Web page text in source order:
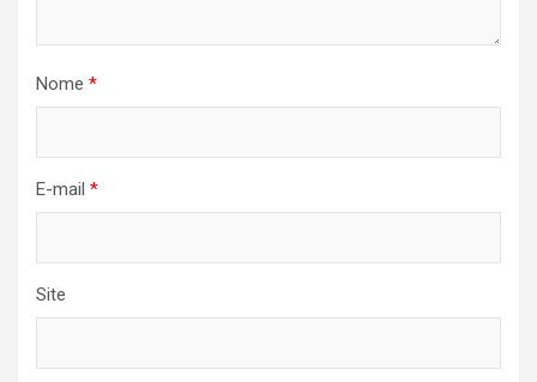
Nome *
E-mail *
Site